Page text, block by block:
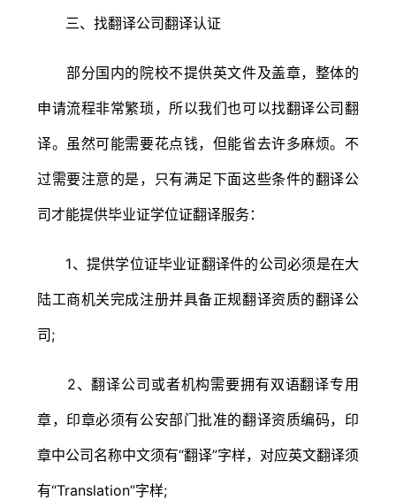
三、找翻译公司翻译认证
部分国内的院校不提供英文件及盖章，整体的
申请流程非常繁琐，所以我们也可以找翻译公司翻
译。虽然可能需要花点钱，但能省去许多麻烦。不
过需要注意的是，只有满足下面这些条件的翻译公
司才能提供毕业证学位证翻译服务：
1、提供学位证毕业证翻译件的公司必须是在大
陆工商机关完成注册并具备正规翻译资质的翻译公
司;
2、翻译公司或者机构需要拥有双语翻译专用
章，印章必须有公安部门批准的翻译资质编码，印
章中公司名称中文须有“翻译”字样，对应英文翻译须
有“Translation”字样;